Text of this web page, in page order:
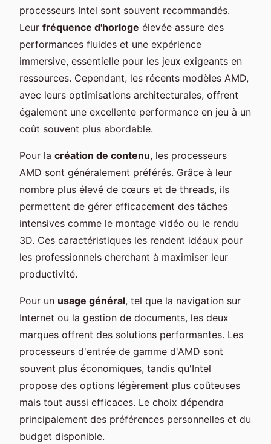
processeurs Intel sont souvent recommandés.
Leur fréquence d'horloge élevée assure des
performances fluides et une expérience
immersive, essentielle pour les jeux exigeants en
ressources. Cependant, les récents modèles AMD,
avec leurs optimisations architecturales, offrent
également une excellente performance en jeu à un
coût souvent plus abordable.
Pour la création de contenu, les processeurs
AMD sont généralement préférés. Grâce à leur
nombre plus élevé de cœurs et de threads, ils
permettent de gérer efficacement des tâches
intensives comme le montage vidéo ou le rendu
3D. Ces caractéristiques les rendent idéaux pour
les professionnels cherchant à maximiser leur
productivité.
Pour un usage général, tel que la navigation sur
Internet ou la gestion de documents, les deux
marques offrent des solutions performantes. Les
processeurs d'entrée de gamme d'AMD sont
souvent plus économiques, tandis qu'Intel
propose des options légèrement plus coûteuses
mais tout aussi efficaces. Le choix dépendra
principalement des préférences personnelles et du
budget disponible.